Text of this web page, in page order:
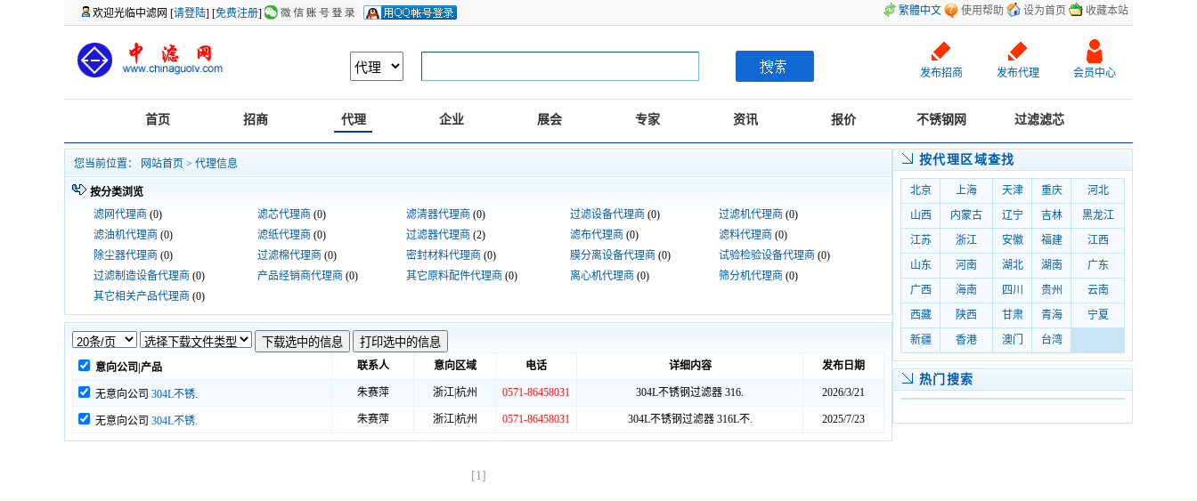
繁體中文 使用帮助 设为首页 收藏本站
欢迎光临中滤网 [请登陆] [免费注册]
发布招商 发布代理 会员中心
首页 招商 代理 企业 展会 专家 资讯 报价 不锈钢网 过滤滤芯
您当前位置： 网站首页 > 代理信息
按分类浏览
滤网代理商 (0) 滤芯代理商 (0) 滤清器代理商 (0) 过滤设备代理商 (0) 过滤机代理商 (0)
滤油机代理商 (0) 滤纸代理商 (0) 过滤器代理商 (2) 滤布代理商 (0) 滤料代理商 (0)
除尘器代理商 (0) 过滤棉代理商 (0) 密封材料代理商 (0) 膜分离设备代理商 (0) 试验检验设备代理商 (0)
过滤制造设备代理商 (0) 产品经销商代理商 (0) 其它原料配件代理商 (0) 离心机代理商 (0) 筛分机代理商 (0)
其它相关产品代理商 (0)
意向公司|产品 联系人 意向区域 电话 详细内容 发布日期
无意向公司 304L不锈. 朱赛萍 浙江|杭州 0571-86458031 304L不锈钢过滤器 316. 2026/3/21
无意向公司 304L不锈. 朱赛萍 浙江|杭州 0571-86458031 304L不锈钢过滤器 316L不. 2025/7/23
[1]
按代理区域查找
北京 上海 天津 重庆
河北
山西
内蒙古 辽宁 吉林
黑龙江
江苏
浙江 安徽 福建
江西
山东
河南 湖北 湖南
广东
广西
海南 四川 贵州
云南
西藏
陕西 甘肃 青海
宁夏
新疆
香港 澳门 台湾
热门搜索